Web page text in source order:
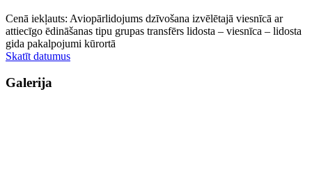
Cenā iekļauts: Aviopārlidojums dzīvošana izvēlētajā viesnīcā ar
attiecīgo ēdināšanas tipu grupas transfērs lidosta – viesnīca – lidosta
gida pakalpojumi kūrortā
Skatīt datumus
Galerija